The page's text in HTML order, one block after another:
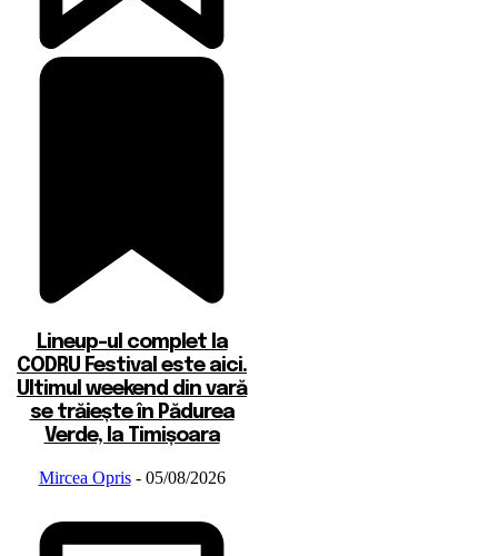
Lineup-ul complet la
CODRU Festival este aici.
Ultimul weekend din vară
se trăiește în Pădurea
Verde, la Timișoara
Mircea Opris - 05/08/2026